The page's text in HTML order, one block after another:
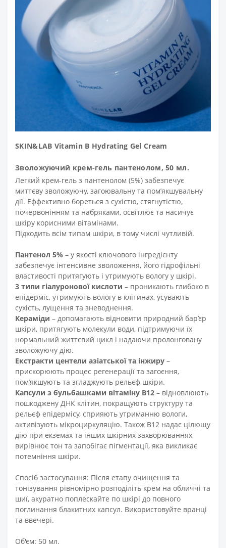
SKIN&LAB Vitamin B Hydrating Gel Cream
Зволожуючий крем-гель пантенолом, 50 мл.
Легкий крем-гель з пантенолом (5%) забезпечує
миттєву зволожуючу, загоювальну та пом’якшувальну
дії. Еффективно бореться з сухістю, стягнутістю,
почервонінням та набряками, освітлює та насичує
шкіру корисними вітамінами.
Підходить всім типам шкіри, в тому числі чутливій.
Пантенол 5% – у якості ключового інгредієнту
забезпечує інтенсивне зволоження, його гідрофільні
властивості притягують і утримують вологу у шкірі.
3 типи гіалуронової кислоти – проникають глибоко в
епідерміс, утримують вологу в клітинах, усувають
сухість, лущення та зневоднення.
Кераміди – допомагають відновити природний бар’єр
шкіри, притягують молекули води, підтримуючи їх
нормальний життєвий цикл і надаючи пролонговану
зволожуючу дію.
Екстракти центели азіатськоїта інжиру –
прискорюють процес регенерації та загоєння,
пом’якшують та згладжують рельєф шкіри.
Капсули з бульбашками вітаміну B12 – відновлюють
пошкоджену ДНК клітин, покращують структуру та
рельєф епідермісу, сприяють утриманню вологи,
активізують мікроциркуляцію. Також B12 надає цілющу
дію при екземах та інших шкірних захворюваннях,
вирівнює тон та запобігає пігментації, яка викликає
потемніння шкіри.
Спосіб застосування: Після етапу очищення та
тонізування рівномірно розподіліть крем на обличчі та
шиї, акуратно поплескайте по шкірі до повного
поглинання блакитних капсул. Використовуйте вранці
та ввечері.
Об'єм: 50 мл.